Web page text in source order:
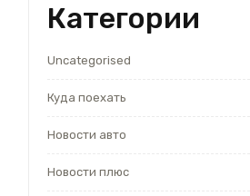
Категории
Uncategorised
Куда поехать
Новости авто
Новости плюс